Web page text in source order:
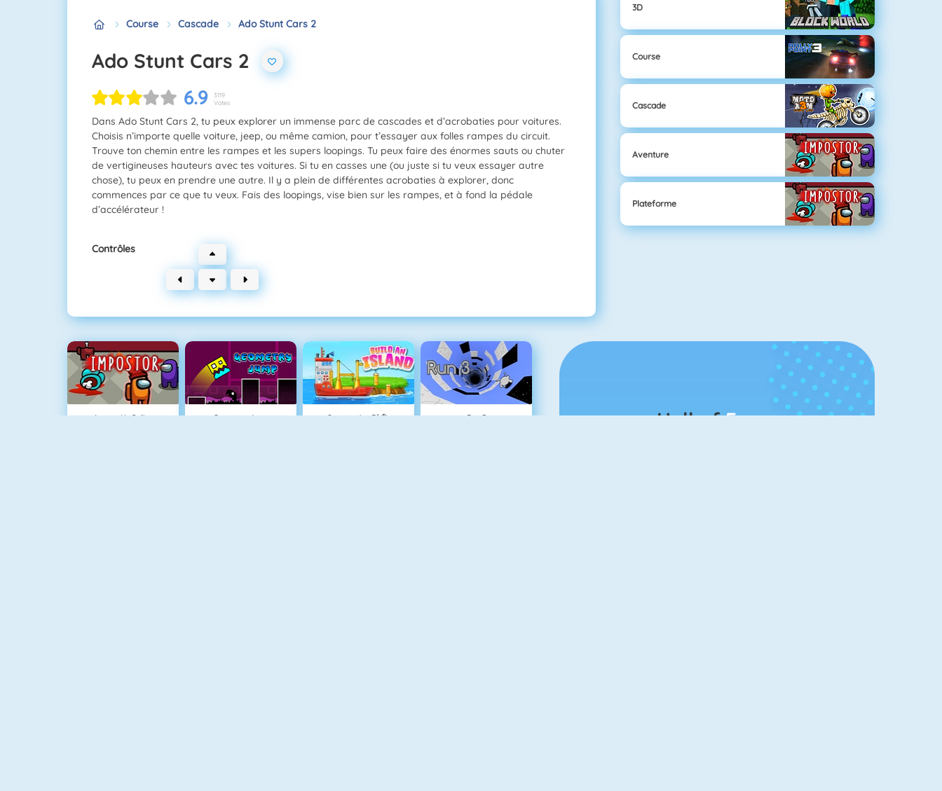
Course Cascade Ado Stunt Cars 2
Ado Stunt Cars 2
6.9
3119
Votes
Dans Ado Stunt Cars 2, tu peux explorer un immense parc de cascades et d’acrobaties pour voitures.
Choisis n’importe quelle voiture, jeep, ou même camion, pour t’essayer aux folles rampes du circuit.
Trouve ton chemin entre les rampes et les supers loopings. Tu peux faire des énormes sauts ou chuter
de vertigineuses hauteurs avec tes voitures. Si tu en casses une (ou juste si tu veux essayer autre
chose), tu peux en prendre une autre. Il y a plein de différentes acrobaties à explorer, donc
commences par ce que tu veux. Fais des loopings, vise bien sur les rampes, et à fond la pédale
d’accélérateur !
Contrôles
3D
Course
Cascade
Aventure
Plateforme
Among Us Online Geometry Jump Construction D\'île Run 3 Hall ofFame